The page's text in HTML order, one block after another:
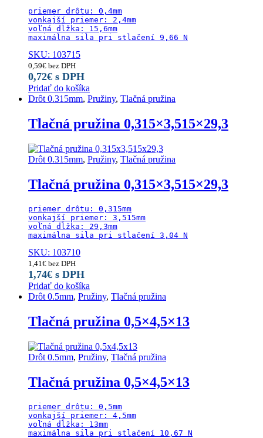
priemer drôtu: 0,4mm
vonkajší priemer: 2,4mm
voľná dĺžka: 15,6mm
maximálna sila pri stlačení 9,66 N
SKU: 103715
0,59€ bez DPH
0,72€ s DPH
Pridať do košíka
Drôt 0.315mm, Pružiny, Tlačná pružina
Tlačná pružina 0,315×3,515×29,3
Drôt 0.315mm, Pružiny, Tlačná pružina
Tlačná pružina 0,315×3,515×29,3
priemer drôtu: 0,315mm
vonkajší priemer: 3,515mm
voľná dĺžka: 29,3mm
maximálna sila pri stlačení 3,04 N
SKU: 103710
1,41 € bez DPH
1,74€ s DPH
Pridať do košíka
Drôt 0.5mm, Pružiny, Tlačná pružina
Tlačná pružina 0,5×4,5×13
Drôt 0.5mm, Pružiny, Tlačná pružina
Tlačná pružina 0,5×4,5×13
priemer drôtu: 0,5mm
vonkajší priemer: 4,5mm
voľná dĺžka: 13mm
maximálna sila pri stlačení 10,67 N